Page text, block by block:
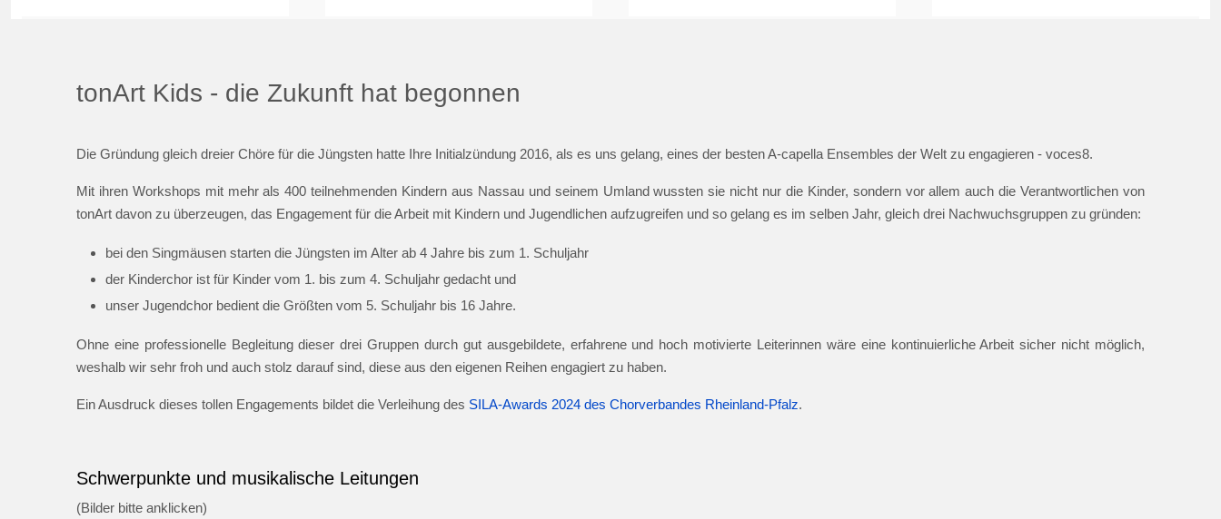
tonArt Kids - die Zukunft hat begonnen
Die Gründung gleich dreier Chöre für die Jüngsten hatte Ihre Initialzündung 2016, als es uns gelang, eines der besten A-capella Ensembles der Welt zu engagieren - voces8.
Mit ihren Workshops mit mehr als 400 teilnehmenden Kindern aus Nassau und seinem Umland wussten sie nicht nur die Kinder, sondern vor allem auch die Verantwortlichen von
tonArt davon zu überzeugen, das Engagement für die Arbeit mit Kindern und Jugendlichen aufzugreifen und so gelang es im selben Jahr, gleich drei Nachwuchsgruppen zu gründen:
bei den Singmäusen starten die Jüngsten im Alter ab 4 Jahre bis zum 1. Schuljahr
der Kinderchor ist für Kinder vom 1. bis zum 4. Schuljahr gedacht und
unser Jugendchor bedient die Größten vom 5. Schuljahr bis 16 Jahre.
Ohne eine professionelle Begleitung dieser drei Gruppen durch gut ausgebildete, erfahrene und hoch motivierte Leiterinnen wäre eine kontinuierliche Arbeit sicher nicht möglich,
weshalb wir sehr froh und auch stolz darauf sind, diese aus den eigenen Reihen engagiert zu haben.
Ein Ausdruck dieses tollen Engagements bildet die Verleihung des SILA-Awards 2024 des Chorverbandes Rheinland-Pfalz.
Schwerpunkte und musikalische Leitungen
(Bilder bitte anklicken)